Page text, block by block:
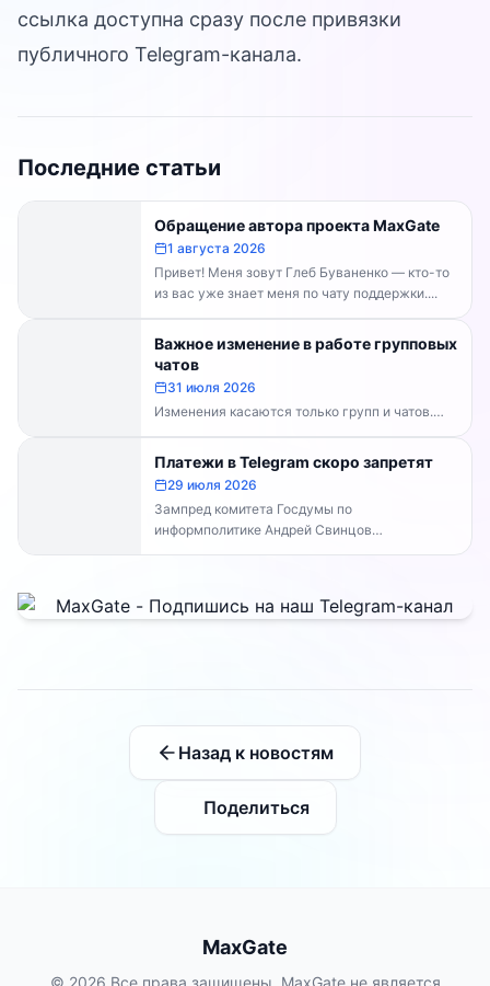
ссылка доступна сразу после привязки
публичного Telegram-канала.
Последние статьи
Обращение автора проекта MaxGate
1 августа 2026
Привет! Меня зовут Глеб Буваненко — кто-то
из вас уже знает меня по чату поддержки....
Важное изменение в работе групповых
чатов
31 июля 2026
Изменения касаются только групп и чатов.
Каналы работают в прежнем режиме —
владельцам каналов делать...
Платежи в Telegram скоро запретят
29 июля 2026
Зампред комитета Госдумы по
информполитике Андрей Свинцов
рекомендовал россиянам временно
Назад к новостям
Поделиться
MaxGate
© 2026 Все права защищены. MaxGate не является